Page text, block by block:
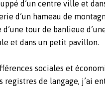
d’un centre ville et
d’un hameau de
tour de banlieue
et dans un petit pavillon.
sociales et
registres de langage, j’ai